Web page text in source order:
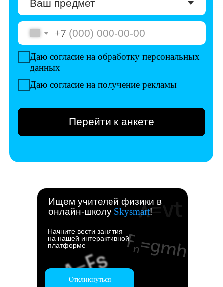
Даю согласие наполучение рекламы
Перейти к анкете
Ищем учителей физики в
онлайн-школу Skysmart!
Начните вести занятия
на нашей интерактивной
платформе
Откликнуться